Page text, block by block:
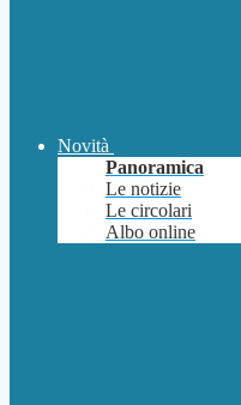
Novità
Panoramica
Le notizie
Le circolari
Albo online